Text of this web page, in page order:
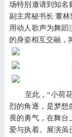
场特别邀请到知名
副主席秘书长 董林
用动人歌声为舞蹈
的身姿相互交融，
至此，“小荷
烈的角逐，是梦想
畏的勇气，在舞台
爱与执着。
展演虽